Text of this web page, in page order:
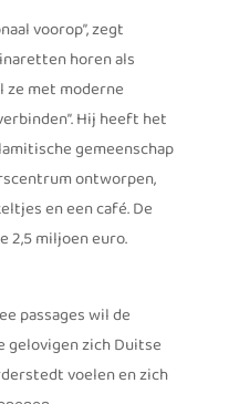
voorop”, zegt
horen als
ze met moderne
Hij heeft het
gemeenschap
ontworpen,
en een café. De
2,5 miljoen euro.
passages wil de
zich Duitse
voelen en zich